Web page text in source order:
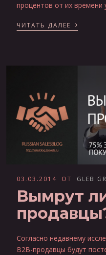
процентов от их времени
ЧИТАТЬ ДАЛЕЕ ›
03.03.2014 ОТ GLEB
Вымрут
Согласно недавнему
B2B-продавцы будут